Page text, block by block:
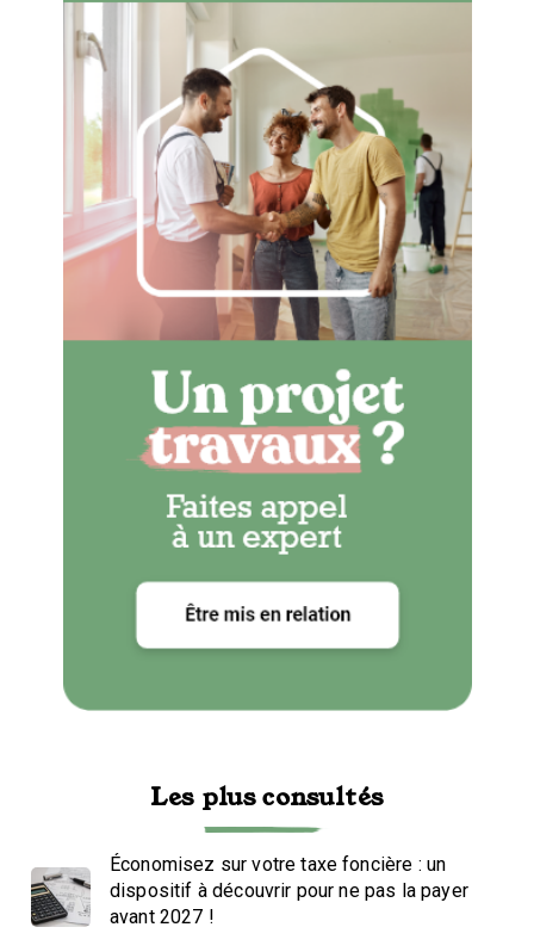
Les plus consultés
Économisez sur votre taxe foncière : un
dispositif à découvrir pour ne pas la payer
avant 2027 !